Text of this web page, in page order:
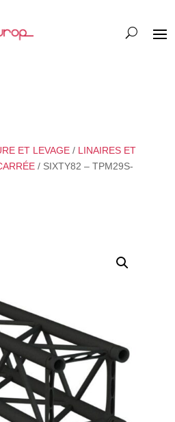
ET LEVAGE/ LINAIRES ET
/ SIXTY82 – TPM29S-